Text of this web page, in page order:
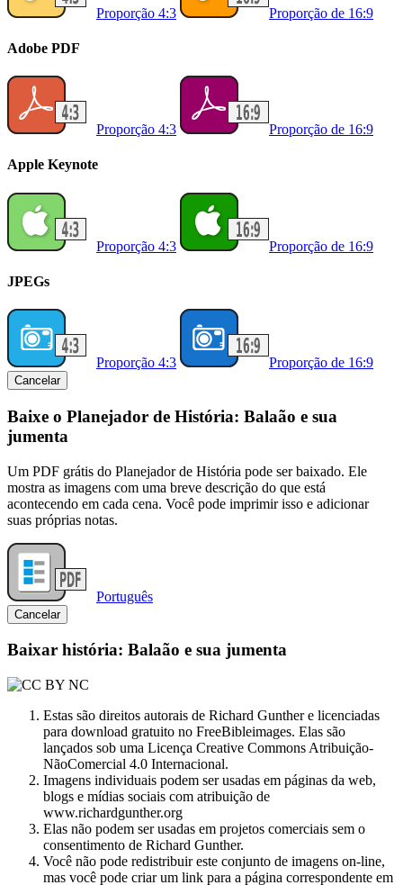
Proporção 4:3 Proporção de 16:9
Adobe PDF
Proporção 4:3 Proporção de 16:9
Apple Keynote
Proporção 4:3 Proporção de 16:9
JPEGs
Proporção 4:3 Proporção de 16:9
Cancelar
Baixe o Planejador de História: Balaão e sua
jumenta
Um PDF grátis do Planejador de História pode ser baixado. Ele
mostra as imagens com uma breve descrição do que está
acontecendo em cada cena. Você pode imprimir isso e adicionar
suas próprias notas.
Português
Cancelar
Baixar história: Balaão e sua jumenta
Estas são direitos autorais de Richard Gunther e licenciadas
para download gratuito no FreeBibleimages. Elas são
lançados sob uma Licença Creative Commons Atribuição-
NãoComercial 4.0 Internacional.
Imagens individuais podem ser usadas em páginas da web,
blogs e mídias sociais com atribuição de
www.richardgunther.org
Elas não podem ser usadas em projetos comerciais sem o
consentimento de Richard Gunther.
Você não pode redistribuir este conjunto de imagens on-line,
mas você pode criar um link para a página correspondente em